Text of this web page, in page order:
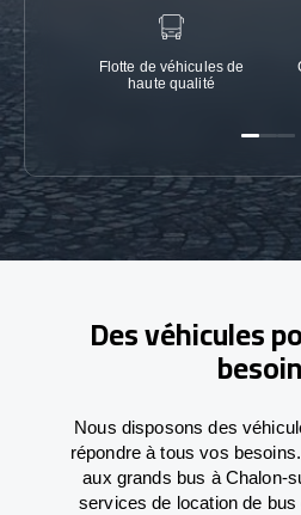
Flotte de véhicules de
haute qualité
Des véhicules
Nous disposons des
répondre à tous vos
aux grands bus à Chalon-
services de location de